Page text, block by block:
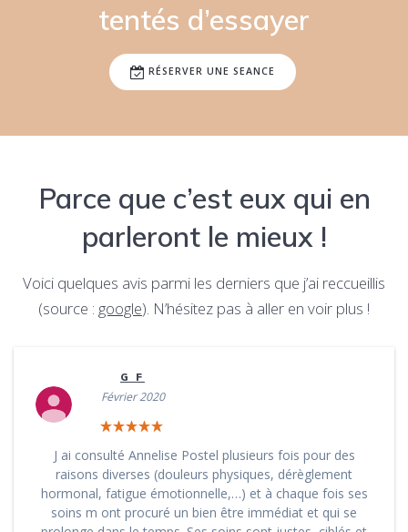
tentés d’essayer
RÉSERVER UNE SEANCE
Parce que c’est eux qui en
parleront le mieux !
Voici quelques avis parmi les derniers que j’ai reccueillis
(source : google). N’hésitez pas à aller en voir plus !
G F
Février 2020
J ai consulté Annelise Postel plusieurs fois pour des
raisons diverses (douleurs physiques, dérèglement
hormonal, fatigue émotionnelle,…) et à chaque fois ses
soins m ont procuré un bien être immédiat et qui se